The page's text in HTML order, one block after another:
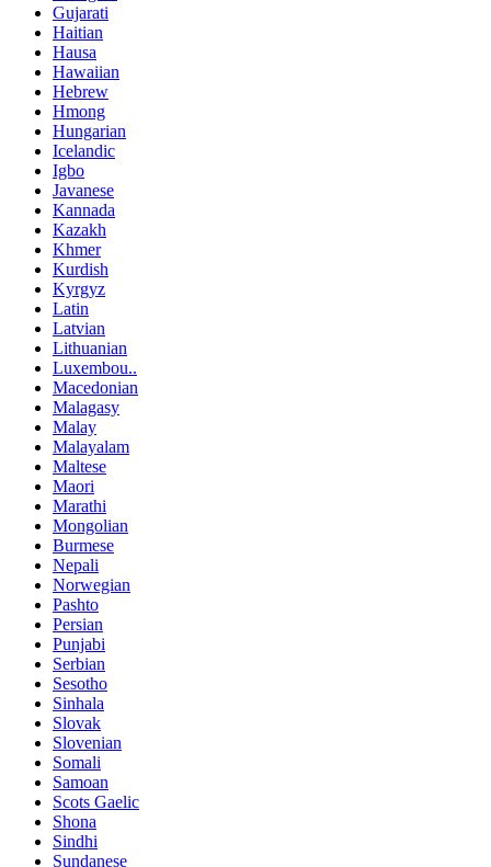
Gujarati
Haitian
Hausa
Hawaiian
Hebrew
Hmong
Hungarian
Icelandic
Igbo
Javanese
Kannada
Kazakh
Khmer
Kurdish
Kyrgyz
Latin
Latvian
Lithuanian
Luxembou..
Macedonian
Malagasy
Malay
Malayalam
Maltese
Maori
Marathi
Mongolian
Burmese
Nepali
Norwegian
Pashto
Persian
Punjabi
Serbian
Sesotho
Sinhala
Slovak
Slovenian
Somali
Samoan
Scots Gaelic
Shona
Sindhi
Sundanese